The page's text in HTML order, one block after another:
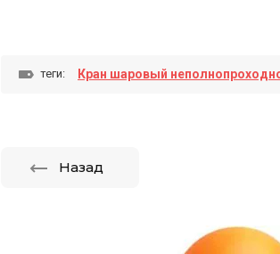
теги: Кран шаровый
Назад